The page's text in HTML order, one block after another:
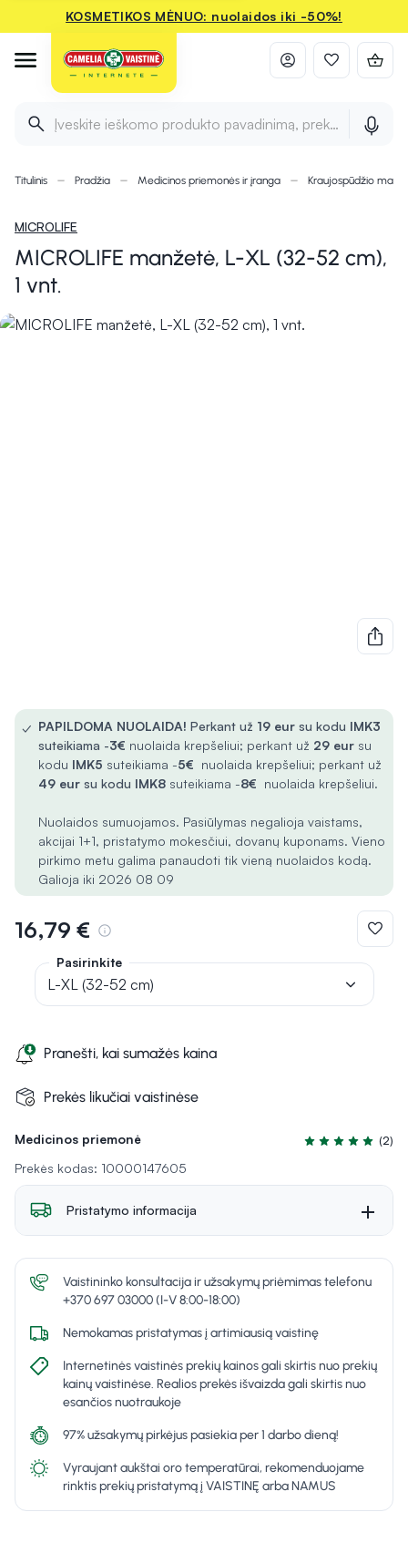
KOSMETIKOS MĖNUO: nuolaidos iki -50%!
Įveskite ieškomo produkto pavadinimą, prekės ženklą ir
Titulinis Pradžia Medicinos priemonės ir įranga Kraujospūdžio
MICROLIFE
MICROLIFE manžetė, L-XL (32-52 cm),
1 vnt.
Medicinos priemonė
Įvertinimas 5.0
(2)
Prekės kodas: 10000147605
✓ PAPILDOMA NUOLAIDA! Perkant už 19 eur su kodu IMK3
suteikiama -3€ nuolaida krepšeliui; perkant už 29 eur su
kodu IMK5 suteikiama -5€ nuolaida krepšeliui; perkant už
49 eur su kodu IMK8 suteikiama -8€ nuolaida krepšeliui.
Nuolaidos sumuojamos. Pasiūlymas negalioja vaistams,
akcijai 1+1, pristatymo mokesčiui, dovanų kuponams. Vieno
pirkimo metu galima panaudoti tik vieną nuolaidos kodą.
Galioja iki 2026 08 09
16,79 €
Pranešti, kai sumažės kaina
Prekės likučiai vaistinėse
Pasirinkite
L-XL (32-52 cm)
Pristatymo informacija
Vaistininko konsultacija ir užsakymų priėmimas telefonu
+370 697 03000 (I-V 8:00-18:00)
Nemokamas pristatymas į artimiausią vaistinę
Internetinės vaistinės prekių kainos gali skirtis nuo prekių
kainų vaistinėse. Realios prekės išvaizda gali skirtis nuo
esančios nuotraukoje
97% užsakymų pirkėjus pasiekia per 1 darbo dieną!
Vyraujant aukštai oro temperatūrai, rekomenduojame
rinktis prekių pristatymą į VAISTINĘ arba NAMUS